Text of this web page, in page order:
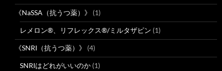
《NaSSA（抗うつ薬）》 (1)
レメロン®、リフレックス®/ミルタザピン (1)
《SNRI（抗うつ薬）》 (4)
SNRIはどれがいいのか (1)